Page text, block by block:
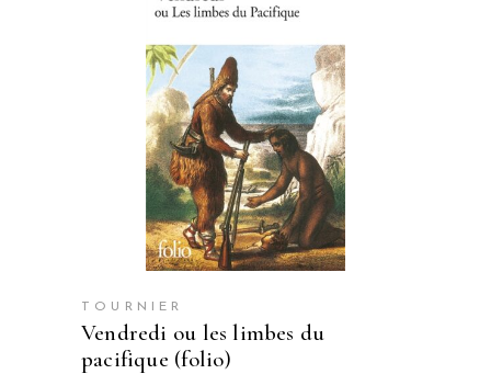
TOURNIER
vendredi ou les limbes du
pacifique (folio)